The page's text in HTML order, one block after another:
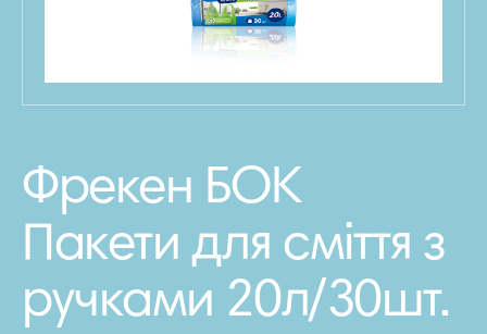
Фрекен БОК
Пакети для сміття з
ручками 20л/30шт.